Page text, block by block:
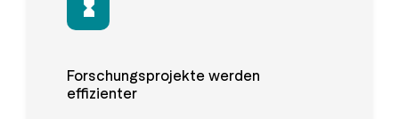
Forschungsprojekte werden
effizienter